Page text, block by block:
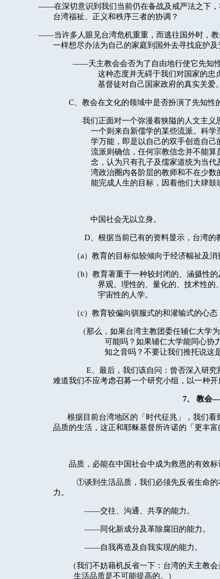
——在深切意识到我们当前仍在备战及戒严法之下
台湾福祉、正义和秩序三者的协调？
——当许多人眼见台湾危机重重，而逃往国外时，
一样想尽办法为自己的家庭到国外去寻找庇护
——天主教会会否为了自由地行使它先知
这种态度并无碍于我们对国家的忠
基督徒对自己国家政府的真实关爱
C 、教会在文化的领域中是否扮演了先知性
我们正面对一个弥漫着狭隘的人文主
一个则来自新儒学的某些流派。科
学万能，即是以自己的双手创造自
流派则确信，任何宗教信念并不能
念，认为只有孔子及儒家道统为当
湾政治圈内各阶层的教师和不在少
能完成人生的目标，因着他们大肆鼓
中国社会无以立身。
D 、根据当前已有的资料显示，台湾
（a）教育的目标似较倾向于经济幅祉及
（b）教育著重于一种较封闭的、涵摄性
界观。理性的、量化的、技术性的
宇宙性的人学。
（c）教育较偏向驯服式的和灌输式的心
（那么，如果台湾主教团委任辅仁大学
可能吗？如果辅仁大学能同心协
知之音吗？不要让我们推托说这
E 、最后，我们该自问：曾否深入研
难道我们不应考虑召募一个研究小组，以一种
7、 教会
根据目前台湾地区的「时代征兆」，我们
品质的生活，这正和耶稣基督所许诺的「更丰
品质，必能在中国社会中成为救恩的有效标
①谈到生活品质，我们必须先反省生命
力。
——交往、沟通、共享的能力。
——同化新成分及革除腐旧的能力。
——自我再造及自我实现的能力。
（我们不妨藉机反省一下：台湾的天主教
生活品质是不可能提高的。）